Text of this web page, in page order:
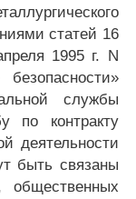
статей 16
1995 г. N
службы
по контракту
деятельности
быть связаны
общественных